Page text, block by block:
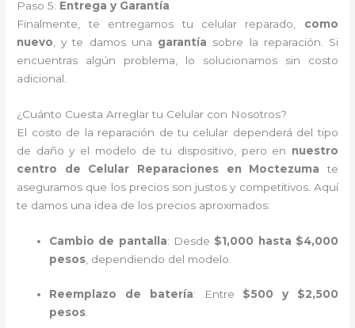
Paso 5: Entrega y Garantía
Finalmente, te entregamos tu celular reparado, como
nuevo , y te damos una garantía sobre la reparación. Si
encuentras algún problema, lo solucionamos sin costo
adicional.
¿Cuánto Cuesta Arreglar tu Celular con Nosotros?
El costo de la reparación de tu celular dependerá del tipo
de daño y el modelo de tu dispositivo, pero en nuestro
centro de Celular Reparaciones en Moctezuma te
aseguramos que los precios son justos y competitivos. Aquí
te damos una idea de los precios aproximados:
Cambio de pantalla: Desde $1,000 hasta $4,000
pesos , dependiendo del modelo.
Reemplazo de batería: Entre $500 y $2,500
pesos.